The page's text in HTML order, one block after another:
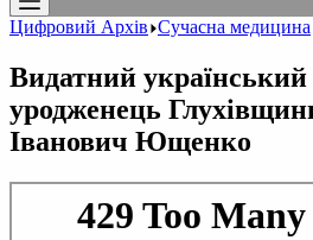
Цифровий Архів Сучасна медицина
Видатний український
уродженець
Іванович Ющенко